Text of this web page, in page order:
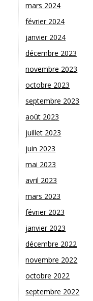
mars 2024
février 2024
janvier 2024
décembre 2023
novembre 2023
octobre 2023
septembre 2023
août 2023
juillet 2023
juin 2023
mai 2023
avril 2023
mars 2023
février 2023
janvier 2023
décembre 2022
novembre 2022
octobre 2022
septembre 2022